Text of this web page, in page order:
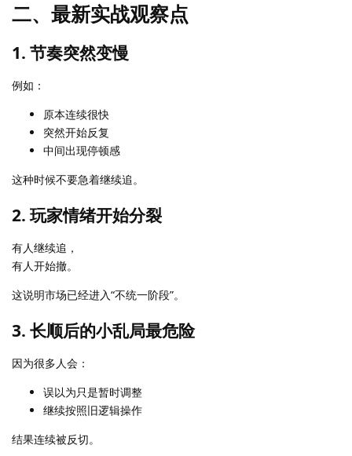
二、最新实战观察点
1. 节奏突然变慢
例如：
原本连续很快
突然开始反复
中间出现停顿感
这种时候不要急着继续追。
2. 玩家情绪开始分裂
有人继续追，
有人开始撤。
这说明市场已经进入“不统一阶段”。
3. 长顺后的小乱局最危险
因为很多人会：
误以为只是暂时调整
继续按照旧逻辑操作
结果连续被反切。